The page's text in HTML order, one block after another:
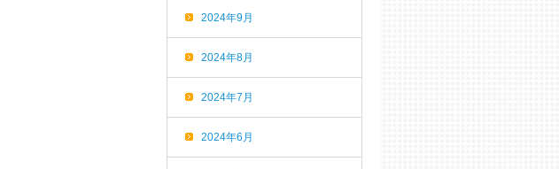
2024年9月
2024年8月
2024年7月
2024年6月